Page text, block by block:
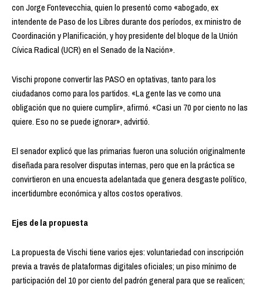
con Jorge Fontevecchia, quien lo presentó como «abogado, ex
intendente de Paso de los Libres durante dos períodos, ex ministro de
Coordinación y Planificación, y hoy presidente del bloque de la Unión
Cívica Radical (UCR) en el Senado de la Nación».
Vischi propone convertir las PASO en optativas, tanto para los
ciudadanos como para los partidos. «La gente las ve como una
obligación que no quiere cumplir», afirmó. «Casi un 70 por ciento no las
quiere. Eso no se puede ignorar», advirtió.
El senador explicó que las primarias fueron una solución originalmente
diseñada para resolver disputas internas, pero que en la práctica se
convirtieron en una encuesta adelantada que genera desgaste político,
incertidumbre económica y altos costos operativos.
Ejes de la propuesta
La propuesta de Vischi tiene varios ejes: voluntariedad con inscripción
previa a través de plataformas digitales oficiales; un piso mínimo de
participación del 10 por ciento del padrón general para que se realicen;